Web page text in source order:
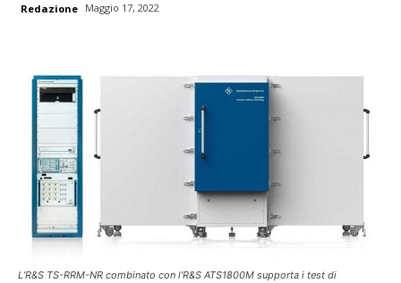
Redazione Maggio 17, 2022
L’R&S TS-RRM-NR combinato con l’R&S ATS1800M supporta i test di